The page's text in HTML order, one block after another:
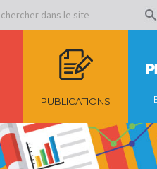
PUBLICATIONS